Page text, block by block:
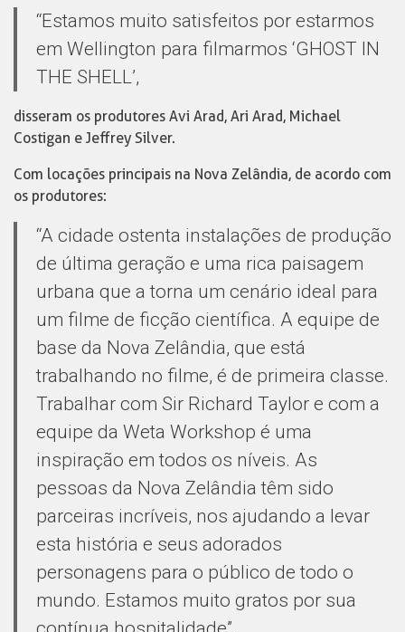
“Estamos muito satisfeitos por estarmos
em Wellington para filmarmos ‘GHOST IN
THE SHELL’,
disseram os produtores Avi Arad, Ari Arad, Michael
Costigan e Jeffrey Silver.
Com locações principais na Nova Zelândia, de acordo com
os produtores:
“A cidade ostenta instalações de produção
de última geração e uma rica paisagem
urbana que a torna um cenário ideal para
um filme de ficção científica. A equipe de
base da Nova Zelândia, que está
trabalhando no filme, é de primeira classe.
Trabalhar com Sir Richard Taylor e com a
equipe da Weta Workshop é uma
inspiração em todos os níveis. As
pessoas da Nova Zelândia têm sido
parceiras incríveis, nos ajudando a levar
esta história e seus adorados
personagens para o público de todo o
mundo. Estamos muito gratos por sua